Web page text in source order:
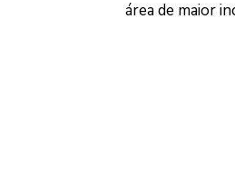
área de maior